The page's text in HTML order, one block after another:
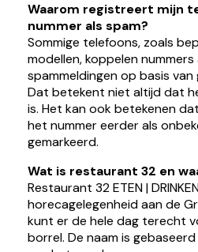
Waarom registreert mijn
nummer als spam?
Sommige telefoons, zoals
modellen, koppelen
spammeldingen op basis
Dat betekent niet altijd dat
is. Het kan ook betekenen
het nummer eerder als
gemarkeerd.
Wat is restaurant 32 en
Restaurant 32 ETEN |
horecagelegenheid aan de
kunt er de hele dag terecht
borrel. De naam is